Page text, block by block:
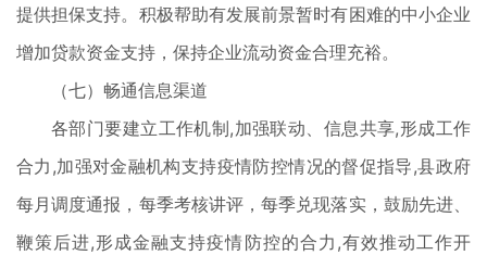
提供担保支持。积极帮助有发展前景暂时有困难的中小企业
增加贷款资金支持，保持企业流动资金合理充裕。
（七）畅通信息渠道
各部门要建立工作机制,加强联动、信息共享,形成工作
合力,加强对金融机构支持疫情防控情况的督促指导,县政府
每月调度通报，每季考核讲评，每季兑现落实，鼓励先进、
鞭策后进,形成金融支持疫情防控的合力,有效推动工作开